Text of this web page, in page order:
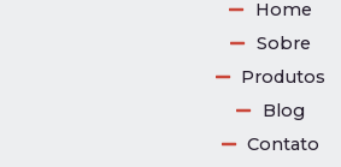
Home
Sobre
Produtos
Blog
Contato